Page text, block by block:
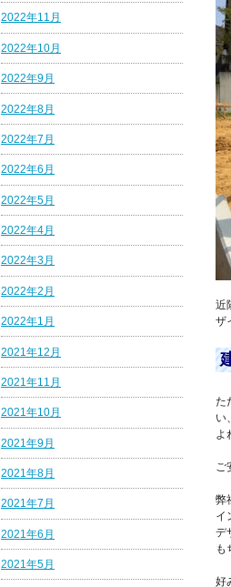
近
ザ
た
い
よ
ご
弊
イ
デ
も
好
2022年11月
2022年10月
2022年9月
2022年8月
2022年7月
2022年6月
2022年5月
2022年4月
2022年3月
2022年2月
2022年1月
2021年12月
2021年11月
2021年10月
2021年9月
2021年8月
2021年7月
2021年6月
2021年5月